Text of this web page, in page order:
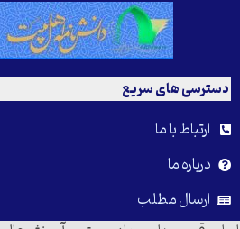
دسترسی های سریع
ارتباط با ما
درباره ما
ارسال مطلب